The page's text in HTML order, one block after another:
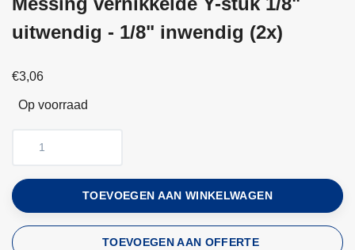
uitwendig - 1/8" inwendig (2x)
€3,06
Op voorraad
TOEVOEGEN AAN WINKELWAGEN
TOEVOEGEN AAN OFFERTE